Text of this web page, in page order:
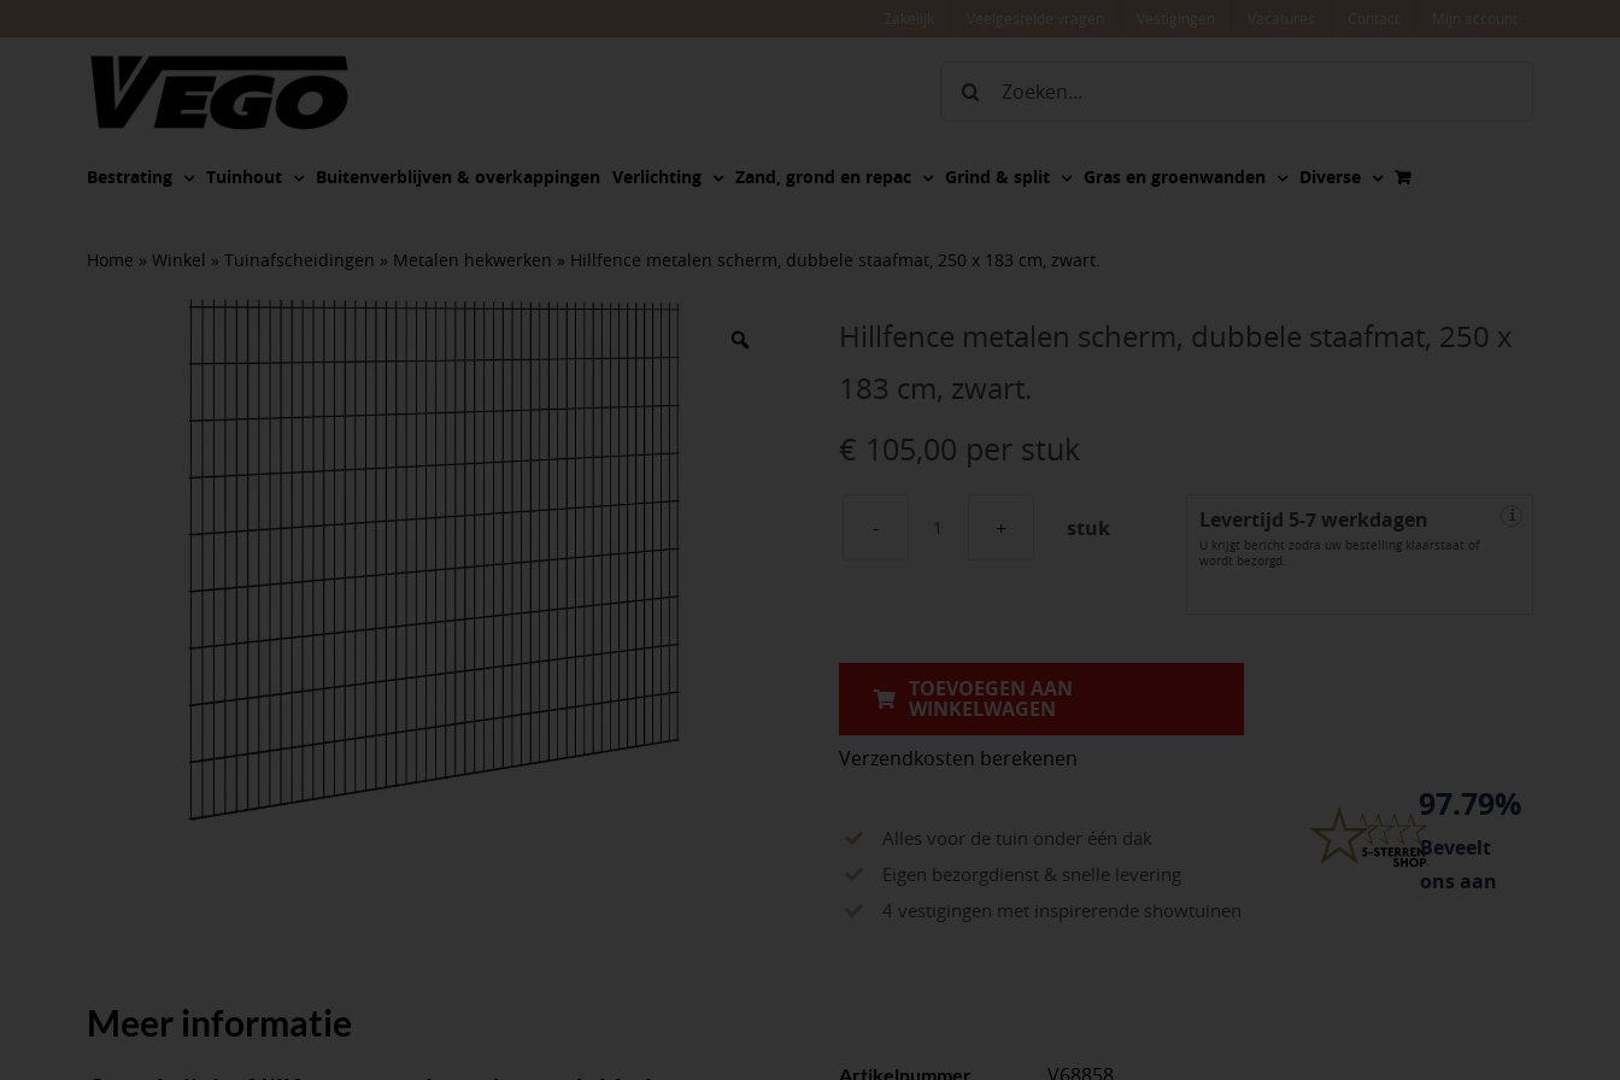
Zoeken
Bestrating Tuinhout Buitenverblijven & overkappingen Verlichting Zand, grond en repac Grind & split Gras en groenwanden Diverse
Home » Winkel » Tuinafscheidingen » Metalen hekwerken » Hillfence metalen scherm, dubbele staafmat, 250 x 183 cm, zwart.
Hillfence metalen scherm, dubbele staafmat, 250 x
183 cm, zwart.
€ 105,00 per stuk
Hillfence
staafmat,
250
zwart.
aantal
stuk Levertijd 5-7 werkdagen
U krijgt bericht zodra uw bestelling klaarstaat of
wordt bezorgd.
i
TOEVOEGEN AAN
WINKELWAGEN
Verzendkosten berekenen
Alles voor de tuin onder één dak
Eigen bezorgdienst & snelle levering
4 vestigingen met inspirerende showtuinen
97.79%
Beveelt
ons aan
Meer informatie
Artikelnummer